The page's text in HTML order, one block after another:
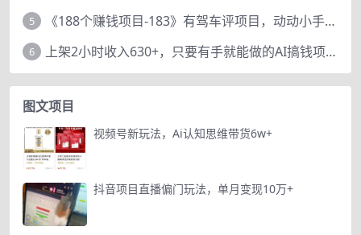
5 《188个赚钱项目-183》有驾车评项目，动动小手，复制粘贴赚44元！
6 上架2小时收入630+，只要有手就能做的AI搞钱项目，奶奶看完都能学会!
图文项目
视频号新玩法，Ai认知思维带货6w+
抖音项目直播偏门玩法，单月变现10万+